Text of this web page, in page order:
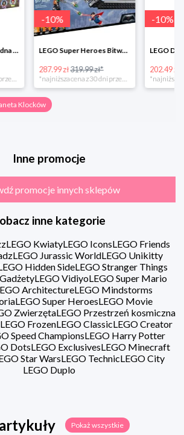
LEGO Friends Podwodna Frajda w super cenie
*najniższa cena z 30 dni przed obniżką
-10%
LEGO Super Heroes Bitwa powietrzna w super cenie
287.99 zł319.99 zł*
-10%
202.49 zł
Klocków
Inne promocje
promocje innych sklepów
inne kategorie
LEGO KwiatyLEGO IconsLEGO Friends
LEGO Jurassic WorldLEGO Unikitty
Hidden SideLEGO Stranger Things
LEGO VidiyoLEGO Super Mario
ArchitectureLEGO Mindstorms
LEGO Super HeroesLEGO Movie
ZwierzętaLEGO Przestrzeń kosmiczna
LEGO FrozenLEGO ClassicLEGO Creator
Speed ChampionsLEGO Harry Potter
DotsLEGO ExclusivesLEGO Minecraft
Star WarsLEGO TechnicLEGO City
LEGO Duplo
Pokaż wszystkie